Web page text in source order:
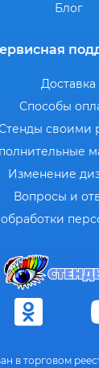
Блог
Доставка
Способы
своими
Изменение
Вопросы и
в торговом